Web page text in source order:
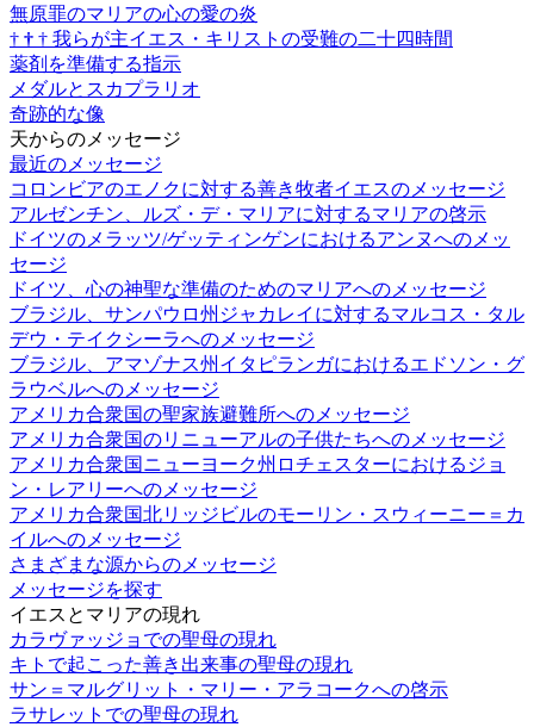
無原罪のマリアの心の愛の炎
† † † 我らが主イエス・キリストの受難の二十四時間
薬剤を準備する指示
メダルとスカプラリオ
奇跡的な像
天からのメッセージ
最近のメッセージ
コロンビアのエノクに対する善き牧者イエスのメッセージ
アルゼンチン、ルズ・デ・マリアに対するマリアの啓示
ドイツのメラッツ/ゲッティンゲンにおけるアンヌへのメッ
セージ
ドイツ、心の神聖な準備のためのマリアへのメッセージ
ブラジル、サンパウロ州ジャカレイに対するマルコス・タル
デウ・テイクシーラへのメッセージ
ブラジル、アマゾナス州イタピランガにおけるエドソン・グ
ラウベルへのメッセージ
アメリカ合衆国の聖家族避難所へのメッセージ
アメリカ合衆国のリニューアルの子供たちへのメッセージ
アメリカ合衆国ニューヨーク州ロチェスターにおけるジョ
ン・レアリーへのメッセージ
アメリカ合衆国北リッジビルのモーリン・スウィーニー＝カ
イルへのメッセージ
さまざまな源からのメッセージ
メッセージを探す
イエスとマリアの現れ
カラヴァッジョでの聖母の現れ
キトで起こった善き出来事の聖母の現れ
サン＝マルグリット・マリー・アラコークへの啓示
ラサレットでの聖母の現れ